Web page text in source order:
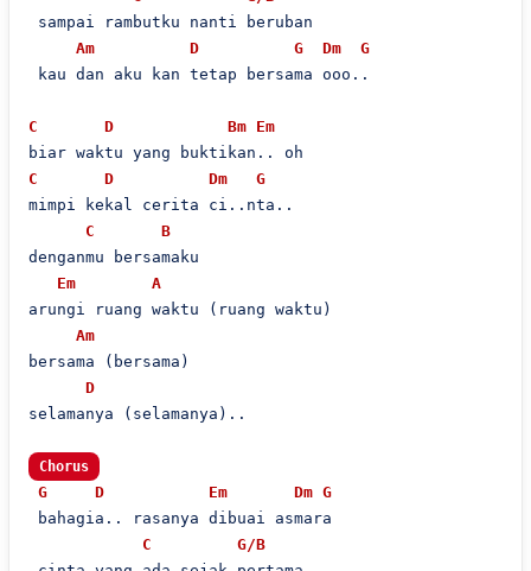
sampai rambutku nanti beruban
Am
D G Dm
G
kau dan aku kan tetap bersama ooo..
C D Bm
Em
C
D Dm
G
mimpi kekal cerita ci..nta..
C
B
denganmu bersamaku
Em
A
arungi ruang waktu (ruang waktu)
Am
bersama (bersama)
D
selamanya (selamanya)..
Chorus
G D Em Dm G
bahagia.. rasanya dibuai asmara
C
G/B